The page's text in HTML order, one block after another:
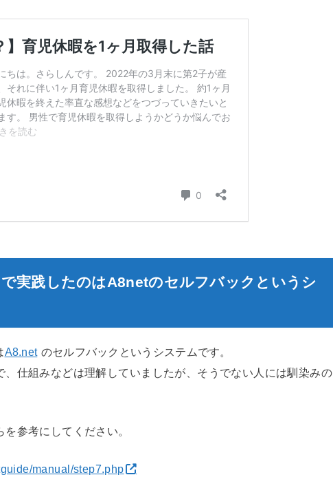
実践したのはA8netのセルフバックというシ
A8.net のセルフバックというシステムです。
、仕組みなどは理解していましたが、そうでない人には馴染みの
参考にしてください。
manual/step7.php